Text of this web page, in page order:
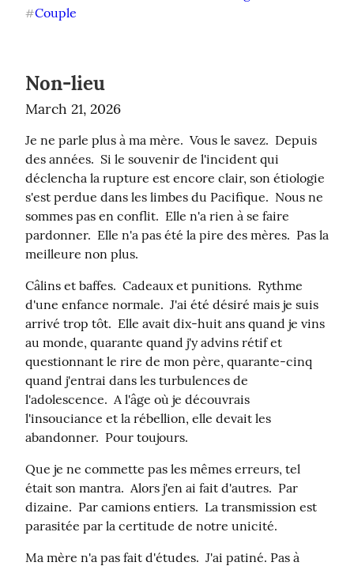
#Couple
Non-lieu
March 21, 2026
Je ne parle plus à ma mère.  Vous le savez.  Depuis
des années.  Si le souvenir de l'incident qui
déclencha la rupture est encore clair, son étiologie
s'est perdue dans les limbes du Pacifique.  Nous ne
sommes pas en conflit.  Elle n'a rien à se faire
pardonner.  Elle n'a pas été la pire des mères.  Pas la
meilleure non plus.
Câlins et baffes.  Cadeaux et punitions.  Rythme
d'une enfance normale.  J'ai été désiré mais je suis
arrivé trop tôt.  Elle avait dix-huit ans quand je vins
au monde, quarante quand j'y advins rétif et
questionnant le rire de mon père, quarante-cinq
quand j'entrai dans les turbulences de
l'adolescence.  A l'âge où je découvrais
l'insouciance et la rébellion, elle devait les
abandonner.  Pour toujours.
Que je ne commette pas les mêmes erreurs, tel
était son mantra.  Alors j'en ai fait d'autres.  Par
dizaine.  Par camions entiers.  La transmission est
parasitée par la certitude de notre unicité.
Ma mère n'a pas fait d'études.  J'ai patiné. Pas à